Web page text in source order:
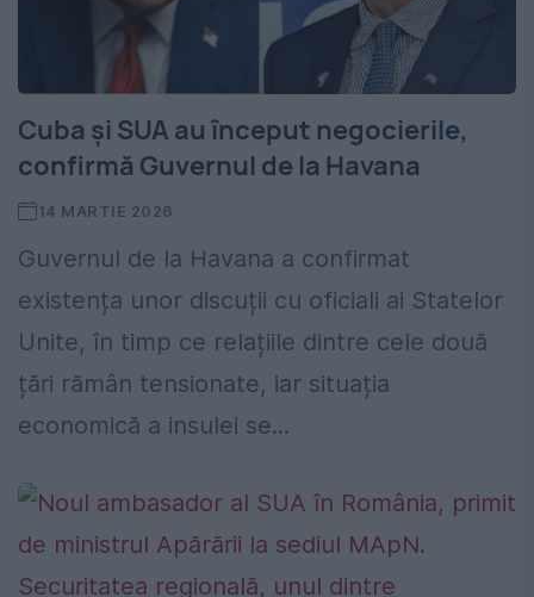
Cuba și SUA au început negocierile,
confirmă Guvernul de la Havana
14 MARTIE 2026
Guvernul de la Havana a confirmat
existența unor discuții cu oficiali ai Statelor
Unite, în timp ce relațiile dintre cele două
țări rămân tensionate, iar situația
economică a insulei se...